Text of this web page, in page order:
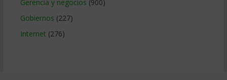
Gerencia y negocios (900)
Gobiernos (227)
Internet (276)